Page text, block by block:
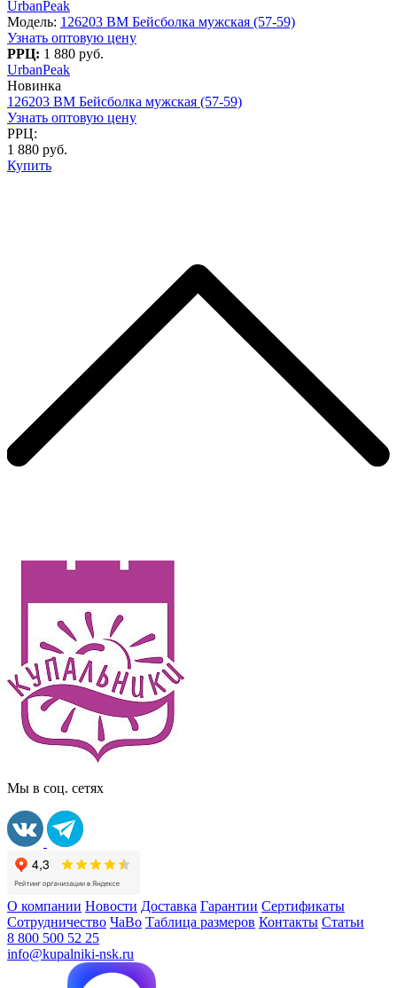
UrbanPeak
Модель: 126203 BM Бейсболка мужская (57-59)
Узнать оптовую цену
РРЦ: 1 880 руб.
UrbanPeak
Новинка
126203 BM Бейсболка мужская (57-59)
Узнать оптовую цену
РРЦ:
1 880 руб.
Купить
Мы в соц. сетях
О компании Новости Доставка Гарантии Сертификаты
Сотрудничество ЧаВо Таблица размеров Контакты Статьи
8 800 500 52 25
info@kupalniki-nsk.ru